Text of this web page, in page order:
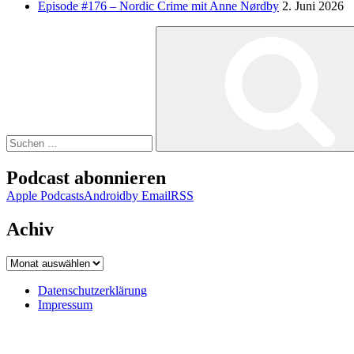
Episode #176 – Nordic Crime mit Anne Nørdby 2. Juni 2026
Podcast abonnieren
Apple PodcastsAndroidby EmailRSS
Achiv
Achiv
Datenschutzerklärung
Impressum